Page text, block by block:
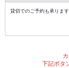
貸切でのご予約も承ります
下記ボタ